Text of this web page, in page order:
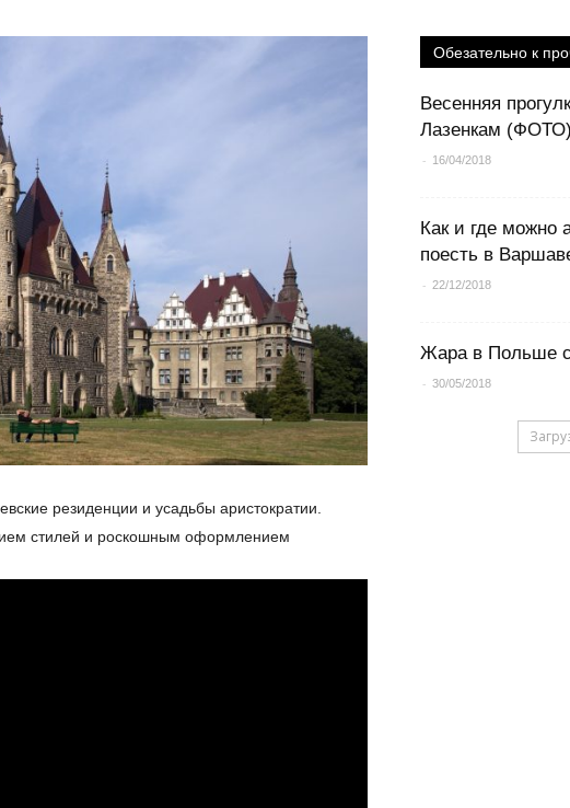
резиденции и усадьбы аристократии.
стилей и роскошным оформлением
Обезательно к
Весенняя
Лазенкам (ФОТО)
- 16/04/2018
Как и где можно
поесть в
- 22/12/2018
Жара в Польше
- 30/05/2018